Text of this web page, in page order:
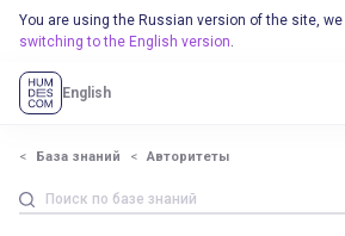
You are using the Russian version of the site,
switching to the English version.
English
База знаний Авторитеты